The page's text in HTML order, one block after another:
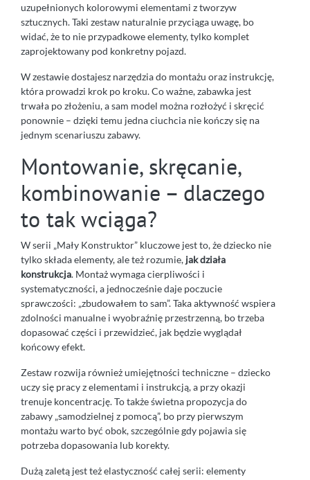
uzupełnionych kolorowymi elementami z tworzyw
sztucznych. Taki zestaw naturalnie przyciąga uwagę, bo
widać, że to nie przypadkowe elementy, tylko komplet
zaprojektowany pod konkretny pojazd.
W zestawie dostajesz narzędzia do montażu oraz instrukcję,
która prowadzi krok po kroku. Co ważne, zabawka jest
trwała po złożeniu, a sam model można rozłożyć i skręcić
ponownie – dzięki temu jedna ciuchcia nie kończy się na
jednym scenariuszu zabawy.
Montowanie, skręcanie,
kombinowanie – dlaczego
to tak wciąga?
W serii „Mały Konstruktor” kluczowe jest to, że dziecko nie
tylko składa elementy, ale też rozumie, jak działa
konstrukcja. Montaż wymaga cierpliwości i
systematyczności, a jednocześnie daje poczucie
sprawczości: „zbudowałem to sam”. Taka aktywność wspiera
zdolności manualne i wyobraźnię przestrzenną, bo trzeba
dopasować części i przewidzieć, jak będzie wyglądał
końcowy efekt.
Zestaw rozwija również umiejętności techniczne – dziecko
uczy się pracy z elementami i instrukcją, a przy okazji
trenuje koncentrację. To także świetna propozycja do
zabawy „samodzielnej z pomocą”, bo przy pierwszym
montażu warto być obok, szczególnie gdy pojawia się
potrzeba dopasowania lub korekty.
Dużą zaletą jest też elastyczność całej serii: elementy